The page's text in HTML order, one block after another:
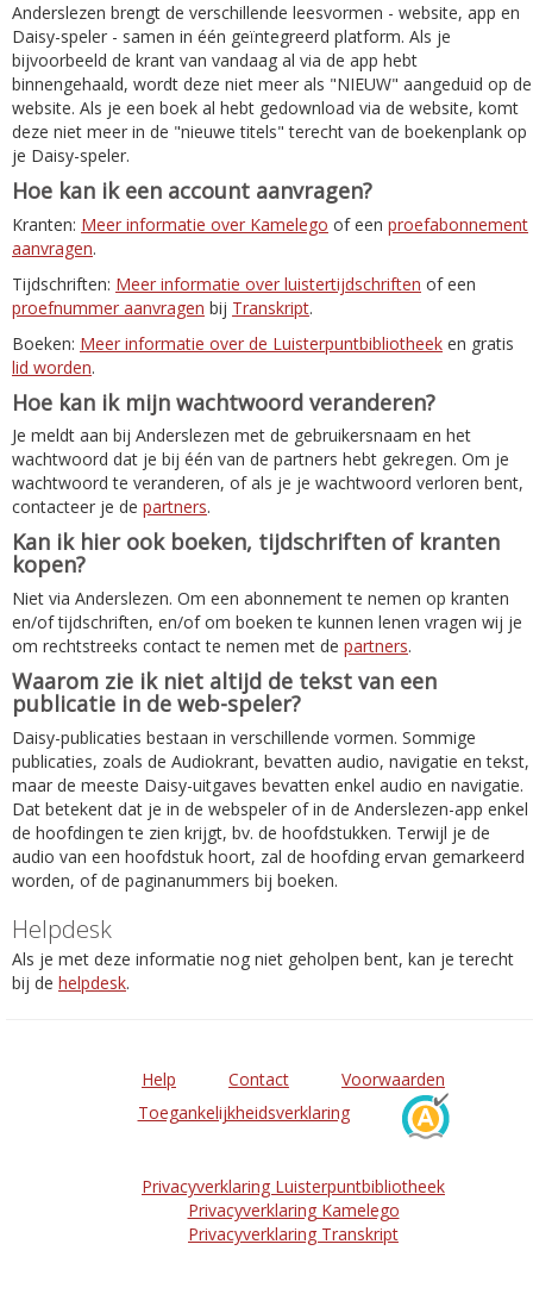
Anderslezen brengt de verschillende leesvormen - website, app en
Daisy-speler - samen in één geïntegreerd platform. Als je
bijvoorbeeld de krant van vandaag al via de app hebt
binnengehaald, wordt deze niet meer als "NIEUW" aangeduid op de
website. Als je een boek al hebt gedownload via de website, komt
deze niet meer in de "nieuwe titels" terecht van de boekenplank op
je Daisy-speler.
Hoe kan ik een account aanvragen?
Kranten: Meer informatie over Kamelego of een proefabonnement
aanvragen.
Tijdschriften: Meer informatie over luistertijdschriften of een
proefnummer aanvragen bij Transkript.
Boeken: Meer informatie over de Luisterpuntbibliotheek en gratis
lid worden.
Hoe kan ik mijn wachtwoord veranderen?
Je meldt aan bij Anderslezen met de gebruikersnaam en het
wachtwoord dat je bij één van de partners hebt gekregen. Om je
wachtwoord te veranderen, of als je je wachtwoord verloren bent,
contacteer je de partners.
Kan ik hier ook boeken, tijdschriften of kranten
kopen?
Niet via Anderslezen. Om een abonnement te nemen op kranten
en/of tijdschriften, en/of om boeken te kunnen lenen vragen wij je
om rechtstreeks contact te nemen met de partners.
Waarom zie ik niet altijd de tekst van een
publicatie in de web-speler?
Daisy-publicaties bestaan in verschillende vormen. Sommige
publicaties, zoals de Audiokrant, bevatten audio, navigatie en tekst,
maar de meeste Daisy-uitgaves bevatten enkel audio en navigatie.
Dat betekent dat je in de webspeler of in de Anderslezen-app enkel
de hoofdingen te zien krijgt, bv. de hoofdstukken. Terwijl je de
audio van een hoofdstuk hoort, zal de hoofding ervan gemarkeerd
worden, of de paginanummers bij boeken.
Helpdesk
Als je met deze informatie nog niet geholpen bent, kan je terecht
bij de helpdesk.
Help Contact
Voorwaarden
Toegankelijkheidsverklaring
Privacyverklaring Luisterpuntbibliotheek
Privacyverklaring Kamelego
Privacyverklaring Transkript